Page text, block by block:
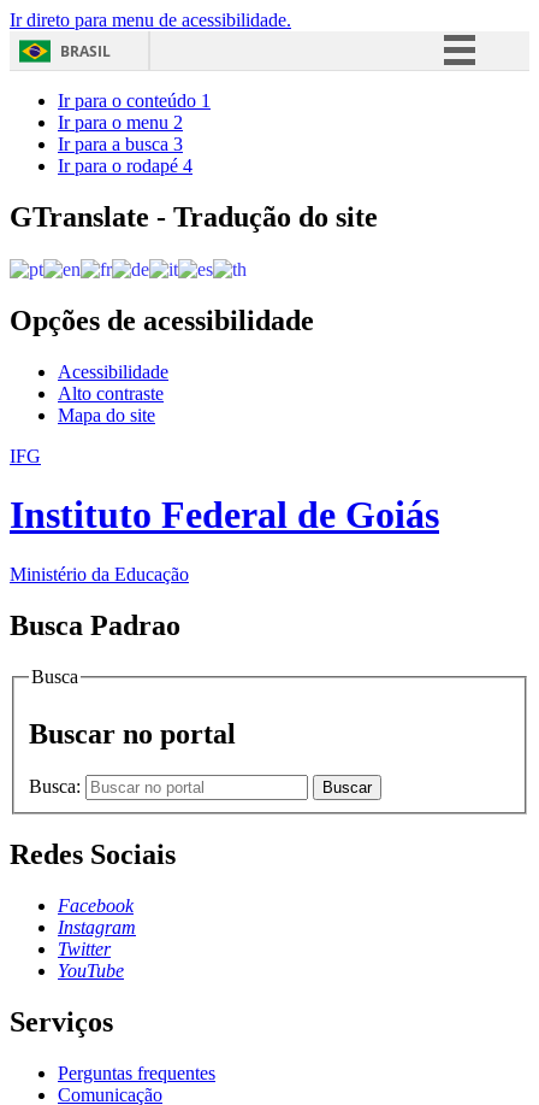
Ir direto para menu de acessibilidade.
BRASIL
Acesso à informação
Ir para o conteúdo 1
Ir para o menu 2
Ir para a busca 3
Ir para o rodapé 4
GTranslate - Tradução do site
Opções de acessibilidade
Acessibilidade
Alto contraste
Mapa do site
IFG
Instituto Federal de Goiás
Ministério da Educação
Busca Padrao
Busca
Buscar no portal
Busca: Buscar
Redes Sociais
Facebook
Instagram
Twitter
YouTube
Serviços
Perguntas frequentes
Comunicação